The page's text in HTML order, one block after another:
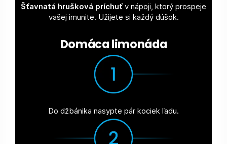
Šťavnatá hrušková príchuť v nápoji, ktorý prospeje
vašej imunite. Užijete si každý dúšok.
Domáca limonáda
Do džbánika nasypte pár kociek ľadu.